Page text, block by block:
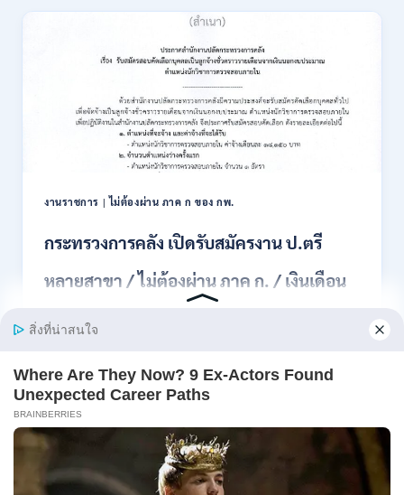
2569
แผ่น
รับ
สอบ
แข่งขัน
เพื่อ
บรรจุ
เป็น
44
/
และ
/
ไม่
ผ่าน
สามารถ
งานราชการ |ไม่ต้องผ่าน ภาค ก ของ กพ.
กระทรวงการคลัง เปิดรับสมัครงาน ป.ตรี
หลายสาขา / ไม่ต้องผ่าน ภาค ก. / เงินเดือน
18150 / สมัคร 13 – 25 สิงหาคม 2569
ตำแหน่งนักวิ…
อ่านรายละเอียด
รับ